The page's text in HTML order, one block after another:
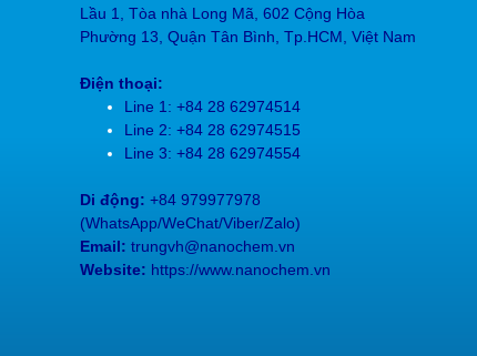
Lầu 1, Tòa nhà Long Mã, 602 Cộng Hòa
Phường 13, Quận Tân Bình, Tp.HCM, Việt Nam
Điện thoại:
Line 1: +84 28 62974514
Line 2: +84 28 62974515
Line 3: +84 28 62974554
Di động: +84 979977978
(WhatsApp/WeChat/Viber/Zalo)
Email: trungvh@nanochem.vn
Website: https://www.nanochem.vn